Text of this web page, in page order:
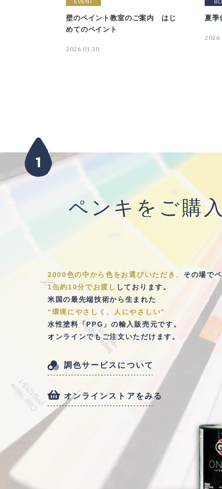
EVENT
壁のペイント教室のご案内 はじ
めてのペイント
2026.01.30
夏季
2000色の中から色をお選びいただき、 その場で
1缶約10分でお渡し しております。
米国の最先端技術から生まれた
“環境にやさしく、人にやさしい”
水性塗料「PPG」の輸入販売元です。
オンラインでもご注文いただけます。
調色サービスについて
オンラインストアをみる